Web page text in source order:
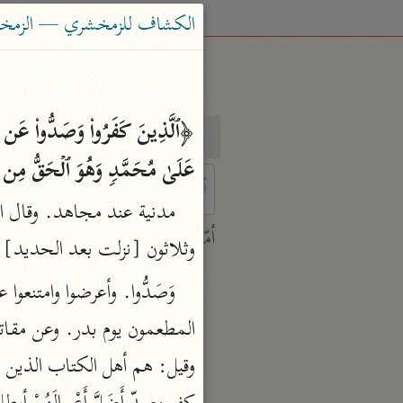
بحث تفسير
characters for results.
أمّهات
جامع البيان
ابن جرير الطبري (٣١٠ هـ)
نحو ٢٨ مجلدًا
تفسير القرآن العظيم
ابن كثير (٧٧٤ هـ)
الكشاف للزمخشري — الزمخشري
عَلَىٰ مُحَمَّدࣲ وَهُوَ ٱلۡحَقُّ مِن
وثلاثون [نزلت بعد الحديد]